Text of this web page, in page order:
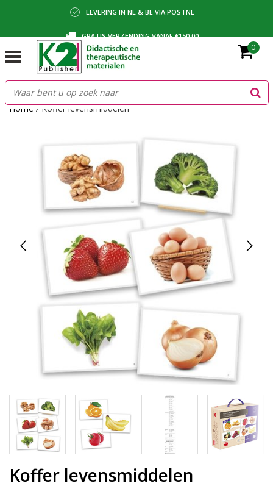
LEVERING IN NL & BE VIA POSTNL
GRATIS VERZENDING VANAF €150,00
BETALING VIA IDEAL, BANCONTACT OF FACTUUR
0
Home/Koffer levensmiddelen
Koffer levensmiddelen